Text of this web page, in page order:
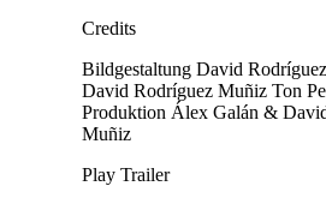
Credits
Bildgestaltung David
David Rodríguez Muñiz Ton
Produktion Álex Galán &
Muñiz
Play Trailer